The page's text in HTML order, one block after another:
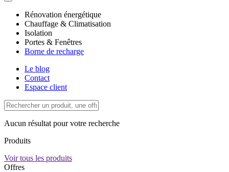
Rénovation énergétique
Chauffage & Climatisation
Isolation
Portes & Fenêtres
Borne de recharge
Le blog
Contact
Espace client
Aucun résultat pour votre recherche
Produits
Voir tous les produits
Offres